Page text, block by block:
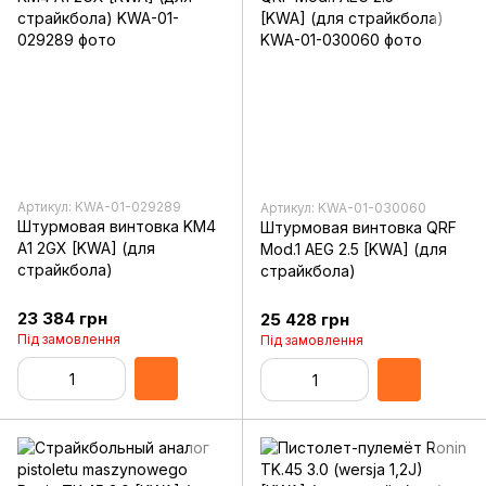
Артикул: KWA-01-029289
Штурмовая винтовка KM4
A1 2GX [KWA] (для
страйкбола)
23 384 грн
Під замовлення
Артикул: KWA-01-030060
Штурмовая винтовка QRF
Mod.1 AEG 2.5 [KWA] (для
страйкбола)
25 428 грн
Під замовлення